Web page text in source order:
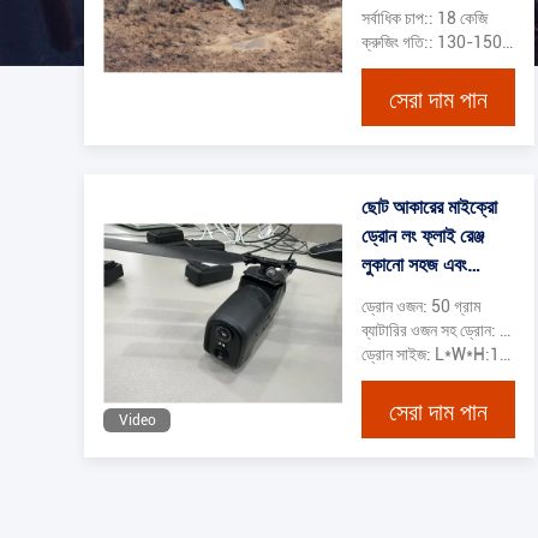
সর্বাধিক চাপ:: 18 কেজি
সেরা দাম পান
Video
ছোট আকারের মাইক্রো
ড্রোন লং ফ্লাই রেঞ্জ
লুকানো সহজ এবং
সনাক্ত করা কঠিন
ড্রোন ওজন: 50 গ্রাম
সেরা দাম পান